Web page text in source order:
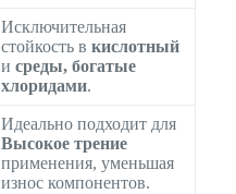
Исключительная
стойкость в кислотный
и среды, богатые
хлоридами.
Идеально подходит для
Высокое трение
применения, уменьшая
износ компонентов.